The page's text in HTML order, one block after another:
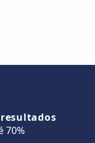
70%